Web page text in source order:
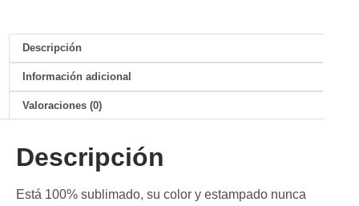
Descripción
Información adicional
Valoraciones (0)
Descripción
Está 100% sublimado, su color y estampado nunca